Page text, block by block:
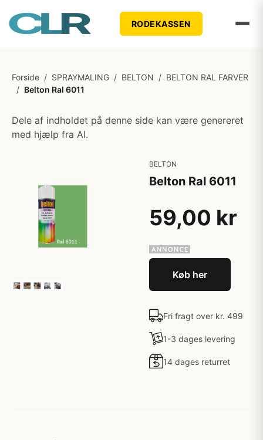
RODEKASSEN
Forside / SPRAYMALING / BELTON / BELTON RAL FARVER
/ Belton Ral 6011
Dele af indholdet på denne side kan være genereret
med hjælp fra AI.
BELTON
Belton Ral 6011
59,00 kr
Køb her
Fri fragt over kr. 499
1-3 dages levering
14 dages returret